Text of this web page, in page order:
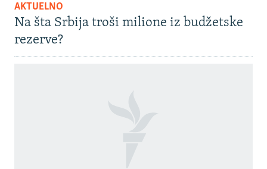
AKTUELNO
Na šta Srbija troši milione iz budžetske
rezerve?